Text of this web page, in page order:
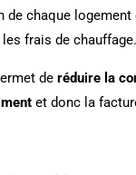
de chaque logement
frais de chauffage.
de réduire la
et donc la